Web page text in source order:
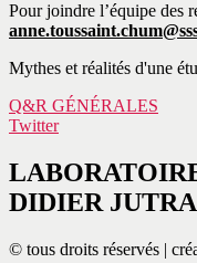
Pour joindre l’équipe des
Mythes et réalités d'une
Q&R GÉNÉRALES
Twitter
DIDIER
© tous droits réservés |